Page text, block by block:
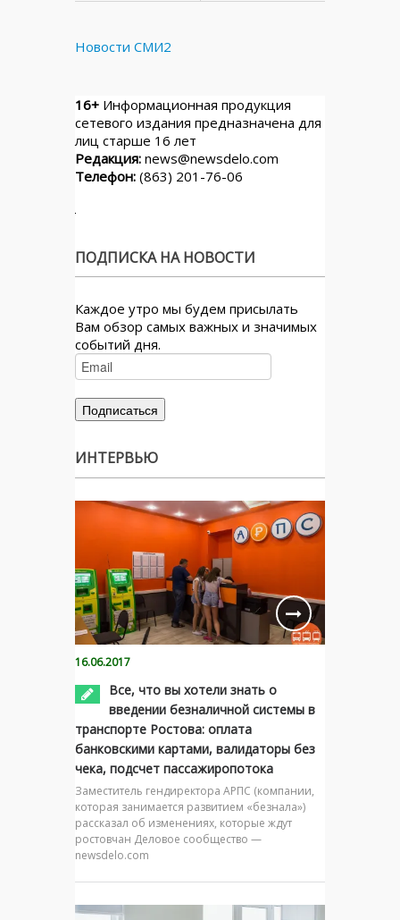
Новости СМИ2
16+ Информационная продукция
сетевого издания предназначена для
лиц старше 16 лет
Редакция: news@newsdelo.com
Телефон: (863) 201-76-06
ПОДПИСКА НА НОВОСТИ
Каждое утро мы будем присылать
Вам обзор самых важных и значимых
событий дня.
ИНТЕРВЬЮ
16.06.2017
Все, что вы хотели знать о
введении безналичной системы в
транспорте Ростова: оплата
банковскими картами, валидаторы без
чека, подсчет пассажиропотока
Заместитель гендиректора АРПС (компании,
которая занимается развитием «безнала»)
рассказал об изменениях, которые ждут
ростовчан Деловое сообщество —
newsdelo.com